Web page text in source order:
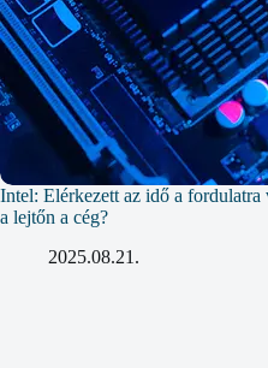
Intel: Elérkezett az idő a
a lejtőn a cég?
2025.08.21.